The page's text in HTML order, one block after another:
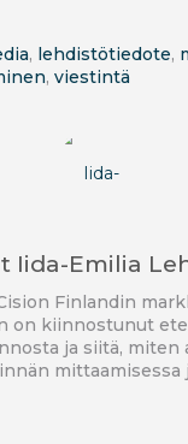
, lehdistötiedote,
, viestintä
Iida-Emilia
Finlandin
on kiinnostunut
ja siitä, miten
mittaamisessa